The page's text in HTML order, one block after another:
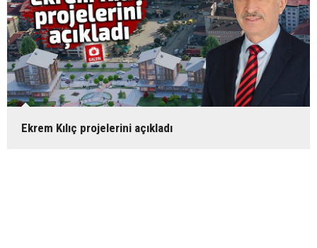
Ekrem Kılıç projelerini açıkladı